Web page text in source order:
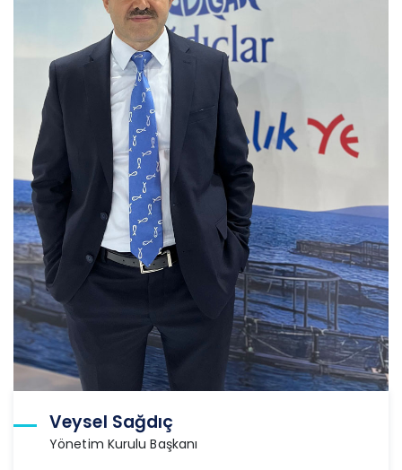
Veysel Sağdıç
Yönetim Kurulu Başkanı